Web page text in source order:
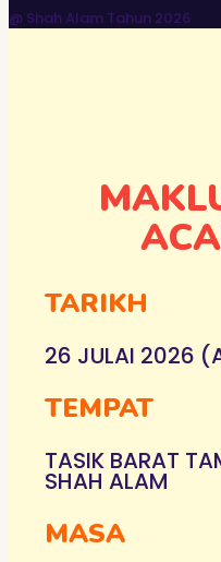
@ Shah Alam Tahun 2026
TARIKH
26 JULAI 2026
TEMPAT
TASIK BARAT
SHAH ALAM
MASA